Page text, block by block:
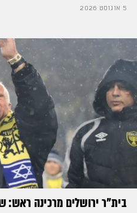
5 אוגוסט 2026
בית"ר ירושלים מרכינה ראש: